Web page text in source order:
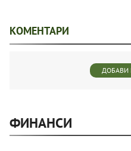
КОМЕНТАРИ
ДОБАВИ
ФИНАНСИ